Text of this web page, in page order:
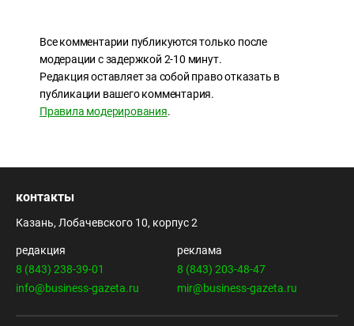
Все комментарии публикуются только после
модерации с задержкой 2-10 минут.
Редакция оставляет за собой право отказать в
публикации вашего комментария.
Правила модерирования.
контакты
Казань, Лобачевского 10, корпус 2
редакция
8 (843) 238-39-01
info@business-gazeta.ru
реклама
8 (843) 203-48-47
mir@business-gazeta.ru